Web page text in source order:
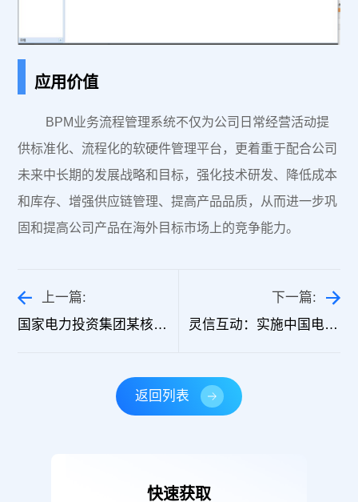
应用价值
BPM业务流程管理系统不仅为公司日常经营活动提
供标准化、流程化的软硬件管理平台，更着重于配合公司
未来中长期的发展战略和目标，强化技术研发、降低成本
和库存、增强供应链管理、提高产品品质，从而进一步巩
固和提高公司产品在海外目标市场上的竞争能力。
上一篇:
国家电力投资集团某核电厂：统一门户+流程中台
下一篇:
灵信互动：实施中国电信ERP系统
返回列表
快速获取